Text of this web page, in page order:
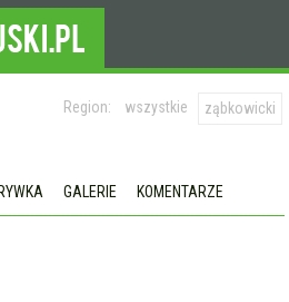
Region: wszystkie ząbkowicki
GALERIE KOMENTARZE